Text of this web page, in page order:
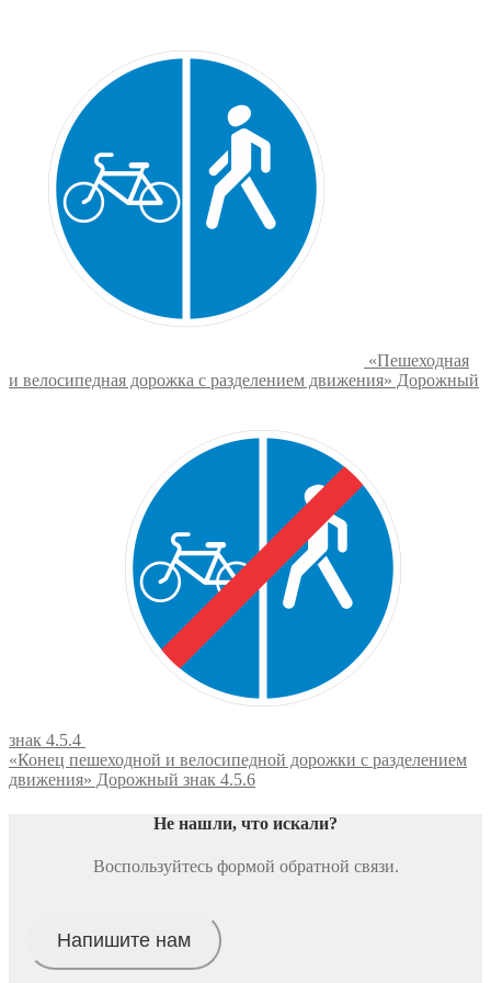
3500₽
на
странице
товара.
«Пешеходная
и велосипедная дорожка с разделением движения» Дорожный
знак 4.5.4
«Конец пешеходной и велосипедной дорожки с разделением
движения» Дорожный знак 4.5.6
Не нашли, что искали?
Воспользуйтесь формой обратной связи.
Напишите нам